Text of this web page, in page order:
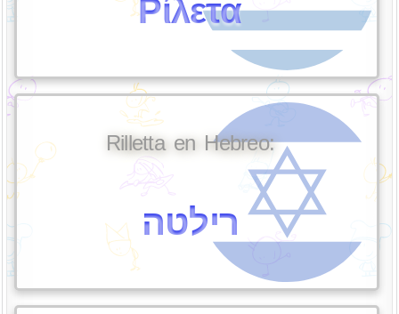
Ρίλετα
Rilletta en Hebreo:
רילטה